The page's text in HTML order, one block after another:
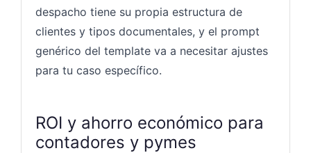
despacho tiene su propia estructura de
clientes y tipos documentales, y el prompt
genérico del template va a necesitar ajustes
para tu caso específico.
ROI y ahorro económico para
contadores y pymes